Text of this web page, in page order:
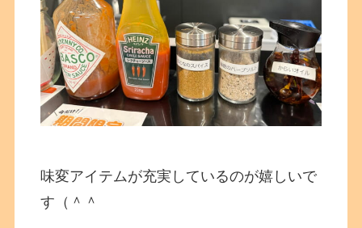
味変アイテムが充実しているのが嬉しいで
す（＾＾